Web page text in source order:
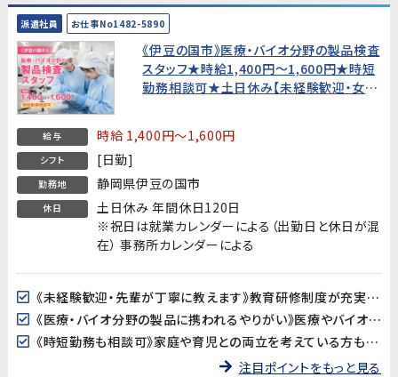
派遣社員 お仕事No1482-5890
《伊豆の国市》医療・バイオ分野の製品検査
スタッフ★時給1,400円〜1,600円★時短
勤務相談可★土日休み【未経験歓迎・女性
給与 時給 1,400円～1,600円
シフト [日勤]
勤務地 静岡県伊豆の国市
休日
土日休み 年間休日120日
※祝日は就業カレンダーによる（出勤日と休日が混
在） 事務所カレンダーによる
《未経験歓迎・先輩が丁寧に教えます》教育研修制度が充実しているので、製造・検査業務が初めての方も安心してスタートできます。アットホームな職場で長く働きやすい環境です。
《医療・バイオ分野の製品に携われるやりがい》医療やバイオ分野で使用されるマイクロ流路チップの品質を守る、社会に貢献できるお仕事です。クリーンルームでの作業で清潔な環境が保たれています。
《時短勤務も相談可》家庭や育児との両立を考えている方も歓迎。時短勤務のご相談に対応しています。家庭都合での休みも取りやすい職場です。
注目ポイントをもっと見る